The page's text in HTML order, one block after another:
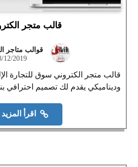
قالب متجر
قوالب متاجر
12/2019
قالب متجر الكتروني سوق للتجارة
وديناميكي يقدم لك تصميم احترافي
اقرأ المزيد